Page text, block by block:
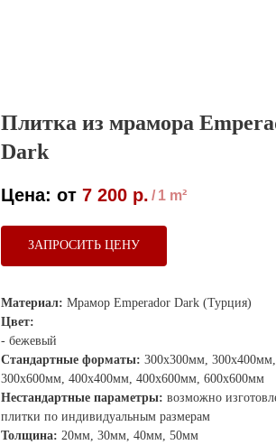
Плитка из мрамора
Dark
7 200 р. / 1 m²
ЗАПРОСИТЬ ЦЕНУ
Материал: Мрамор Emperador Dark (Турция)
Цвет:
- бежевый
Стандартные форматы: 300х300мм, 300х400мм,
300х600мм, 400х400мм, 400х600мм, 600х600мм
Нестандартные параметры: возможно
плитки по индивидуальным размерам
Толщина: 20мм, 30мм, 40мм, 50мм